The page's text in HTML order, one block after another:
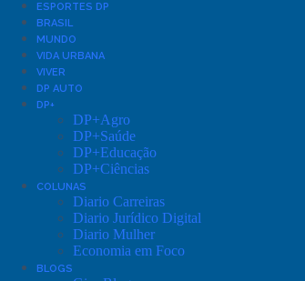
ESPORTES DP
BRASIL
MUNDO
VIDA URBANA
VIVER
DP AUTO
DP+
DP+Agro
DP+Saúde
DP+Educação
DP+Ciências
COLUNAS
Diario Carreiras
Diario Jurídico Digital
Diario Mulher
Economia em Foco
BLOGS